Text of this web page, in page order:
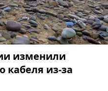
изменили
кабеля из-за